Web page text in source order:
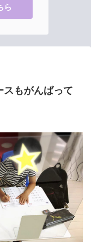
ら
スもがんばって